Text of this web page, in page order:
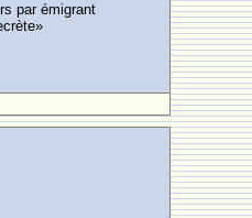
par émigrant